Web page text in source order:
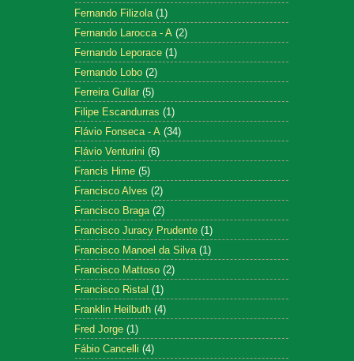
Fernando Filizola (1)
Fernando Larocca - A (2)
Fernando Leporace (1)
Fernando Lobo (2)
Ferreira Gullar (5)
Filipe Escandurras (1)
Flávio Fonseca - A (34)
Flávio Venturini (6)
Francis Hime (5)
Francisco Alves (2)
Francisco Braga (2)
Francisco Juracy Prudente (1)
Francisco Manoel da Silva (1)
Francisco Mattoso (2)
Francisco Ristal (1)
Franklin Heilbuth (4)
Fred Jorge (1)
Fábio Cancelli (4)